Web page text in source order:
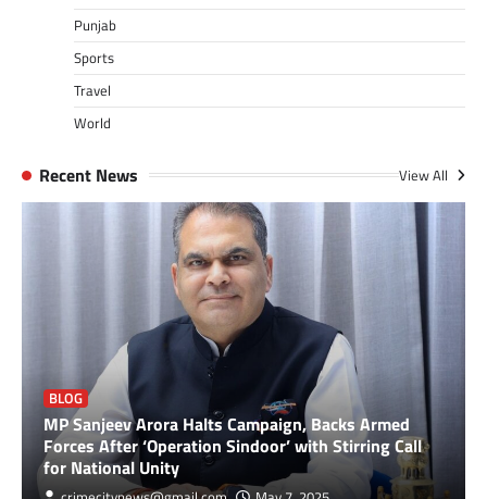
Punjab
Sports
Travel
World
Recent News View All
BLOG
MP Sanjeev Arora Halts Campaign, Backs Armed
Forces After ‘Operation Sindoor’ with Stirring Call
for National Unity